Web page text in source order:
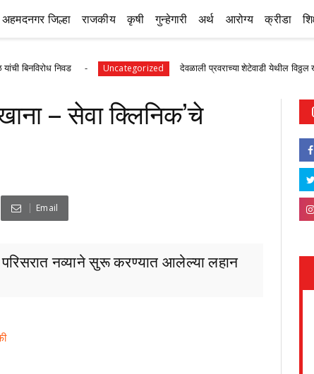
अहमदनगर जिल्हा राजकीय कृषी गुन्हेगारी अर्थ आरोग्य क्रीडा
निवड Uncategorized देवळाली प्रवराच्या शेटेवाडी येथील विठ्ठल खांदे यांचे
– सेवा क्लिनिक’चे
Email
परिसरात नव्याने सुरू करण्यात आलेल्या लहान